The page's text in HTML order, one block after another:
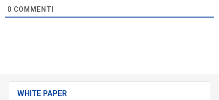
0 COMMENTI
WHITE PAPER